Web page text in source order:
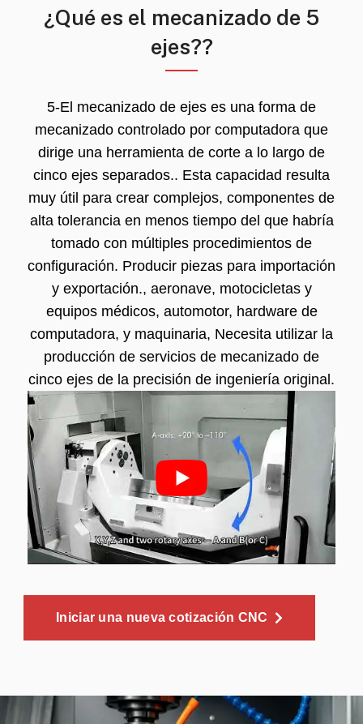
¿Qué es el mecanizado de 5
ejes??
5-El mecanizado de ejes es una forma de
mecanizado controlado por computadora que
dirige una herramienta de corte a lo largo de
cinco ejes separados.. Esta capacidad resulta
muy útil para crear complejos, componentes de
alta tolerancia en menos tiempo del que habría
tomado con múltiples procedimientos de
configuración. Producir piezas para importación
y exportación., aeronave, motocicletas y
equipos médicos, automotor, hardware de
computadora, y maquinaria, Necesita utilizar la
producción de servicios de mecanizado de
cinco ejes de la precisión de ingeniería original.
Iniciar una nueva cotización CNC